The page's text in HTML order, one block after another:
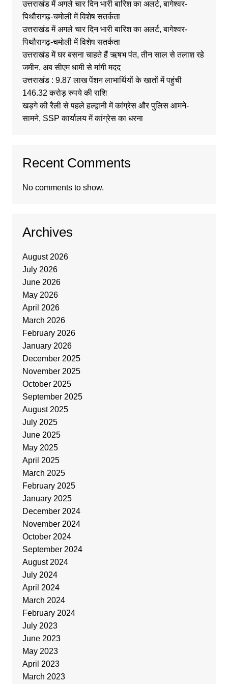
उत्तराखंड में अगले चार दिन भारी बारिश का अलर्ट, बागेश्वर-
पिथौरागढ़-चमोली में विशेष सतर्कता
उत्तराखंड में अगले चार दिन भारी बारिश का अलर्ट, बागेश्वर-
पिथौरागढ़-चमोली में विशेष सतर्कता
उत्तराखंड में घर बसना चाहते हैं ऋषभ पंत, तीन साल से तलाश रहे
जमीन, अब सीएम धामी से मांगी मदद
उत्तराखंड : 9.87 लाख पेंशन लाभार्थियों के खातों में पहुंची
146.32 करोड़ रुपये की राशि
खड़गे की रैली से पहले हल्द्वानी में कांग्रेस और पुलिस आमने-
सामने, SSP कार्यालय में कांग्रेस का धरना
Recent Comments
No comments to show.
Archives
August 2026
July 2026
June 2026
May 2026
April 2026
March 2026
February 2026
January 2026
December 2025
November 2025
October 2025
September 2025
August 2025
July 2025
June 2025
May 2025
April 2025
March 2025
February 2025
January 2025
December 2024
November 2024
October 2024
September 2024
August 2024
July 2024
April 2024
March 2024
February 2024
July 2023
June 2023
May 2023
April 2023
March 2023